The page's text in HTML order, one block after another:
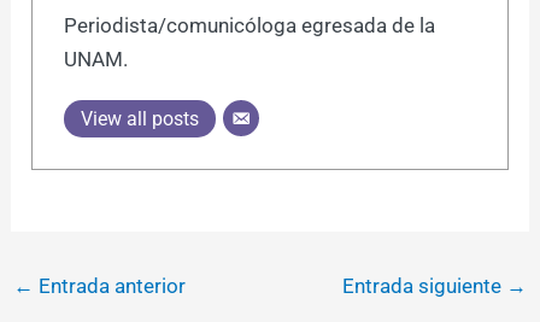
Periodista/comunicóloga egresada de la
UNAM.
View all posts
← Entrada anterior Entrada siguiente →